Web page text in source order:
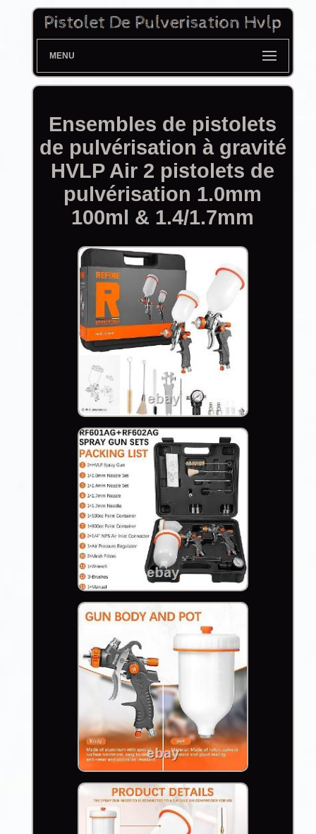
MENU
Ensembles de pistolets
de pulvérisation à gravité
HVLP Air 2 pistolets de
pulvérisation 1.0mm
100ml & 1.4/1.7mm